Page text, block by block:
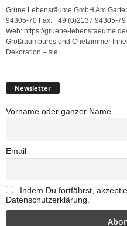
Grüne Lebensräume GmbH Am
94305-70 Fax: +49 (0)2137 94305-
Web: https://gruene-
Großraumbüros und Chefzimmer
Dekoration – sie...
Newsletter
Vorname oder ganzer Name
Email
Indem Du fortfährst,
Datenschutzerklärung.